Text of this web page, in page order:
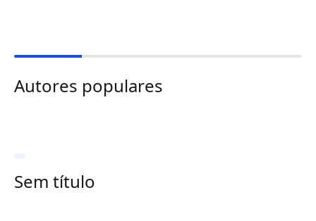
Autores populares
Sem título